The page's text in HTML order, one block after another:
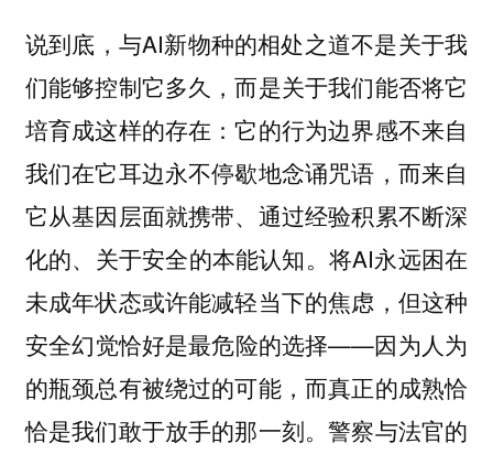
说到底，与AI新物种的相处之道不是关于我
们能够控制它多久，而是关于我们能否将它
培育成这样的存在：它的行为边界感不来自
我们在它耳边永不停歇地念诵咒语，而来自
它从基因层面就携带、通过经验积累不断深
化的、关于安全的本能认知。将AI永远困在
未成年状态或许能减轻当下的焦虑，但这种
安全幻觉恰好是最危险的选择——因为人为
的瓶颈总有被绕过的可能，而真正的成熟恰
恰是我们敢于放手的那一刻。警察与法官的